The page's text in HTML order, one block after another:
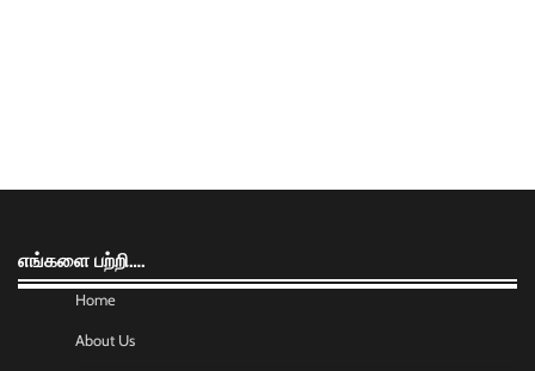
எங்களை பற்றி….
Home
About Us